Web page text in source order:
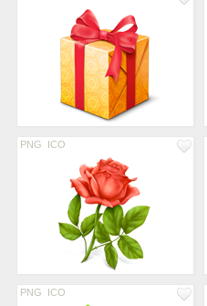
PNG ICO
PNG ICO